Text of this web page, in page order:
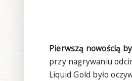
Pierwszą nowością
przy nagrywaniu
Liquid Gold było